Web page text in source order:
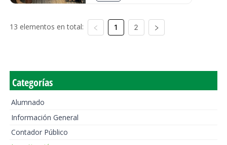
13 elementos en total: 1 2
Categorías
Alumnado
Información General
Contador Público